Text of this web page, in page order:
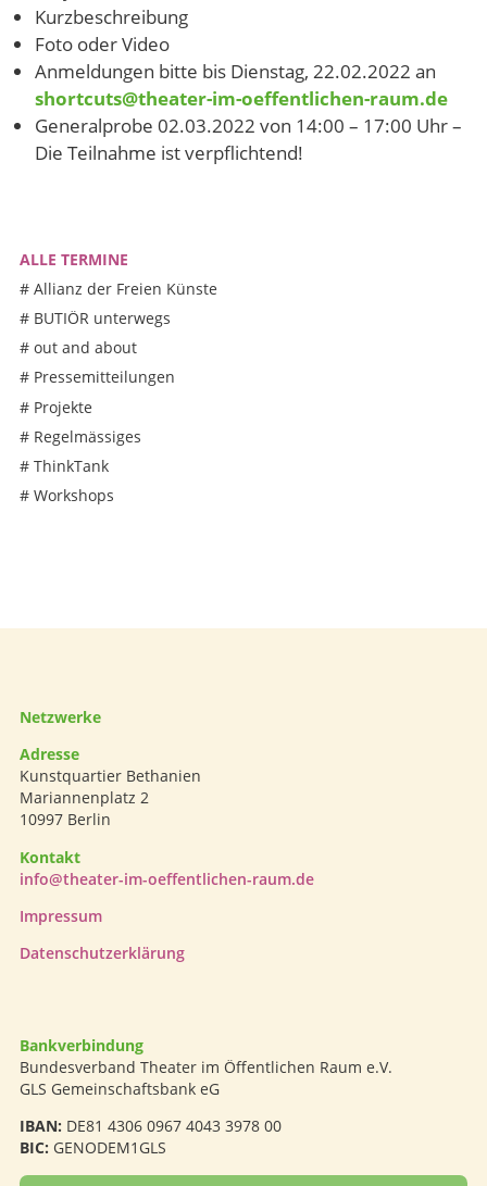
Kurzbeschreibung
Foto oder Video
Anmeldungen bitte bis Dienstag, 22.02.2022 an
shortcuts@theater-im-oeffentlichen-raum.de
Generalprobe 02.03.2022 von 14:00 – 17:00 Uhr –
Die Teilnahme ist verpflichtend!
ALLE TERMINE
# Allianz der Freien Künste
# BUTIÖR unterwegs
# out and about
# Pressemitteilungen
# Projekte
# Regelmässiges
# ThinkTank
# Workshops
Netzwerke
Adresse
Kunstquartier Bethanien
Mariannenplatz 2
10997 Berlin
Kontakt
info@theater-im-oeffentlichen-raum.de
Impressum
Datenschutzerklärung
Bankverbindung
Bundesverband Theater im Öffentlichen Raum e.V.
GLS Gemeinschaftsbank eG
IBAN: DE81 4306 0967 4043 3978 00
BIC: GENODEM1GLS